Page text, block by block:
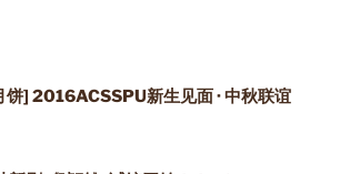
饼] 2016ACSSPU新生见面​ · 中秋联谊